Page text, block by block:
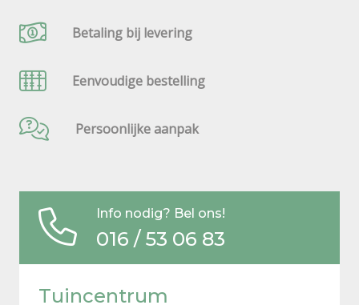
Betaling bij levering
Eenvoudige bestelling
Persoonlijke aanpak
Info nodig? Bel ons!
016 / 53 06 83
Tuincentrum